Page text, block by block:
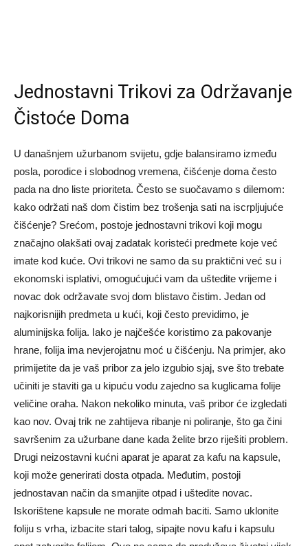
Jednostavni Trikovi za Održavanje
Čistoće Doma
U današnjem užurbanom svijetu, gdje balansiramo između
posla, porodice i slobodnog vremena, čišćenje doma često
pada na dno liste prioriteta. Često se suočavamo s dilemom:
kako održati naš dom čistim bez trošenja sati na iscrpljujuće
čišćenje? Srećom, postoje jednostavni trikovi koji mogu
značajno olakšati ovaj zadatak koristeći predmete koje već
imate kod kuće. Ovi trikovi ne samo da su praktični već su i
ekonomski isplativi, omogućujući vam da uštedite vrijeme i
novac dok održavate svoj dom blistavo čistim. Jedan od
najkorisnijih predmeta u kući, koji često previdimo, je
aluminijska folija. Iako je najčešće koristimo za pakovanje
hrane, folija ima nevjerojatnu moć u čišćenju. Na primjer, ako
primijetite da je vaš pribor za jelo izgubio sjaj, sve što trebate
učiniti je staviti ga u kipuću vodu zajedno sa kuglicama folije
veličine oraha. Nakon nekoliko minuta, vaš pribor će izgledati
kao nov. Ovaj trik ne zahtijeva ribanje ni poliranje, što ga čini
savršenim za užurbane dane kada želite brzo riješiti problem.
Drugi neizostavni kućni aparat je aparat za kafu na kapsule,
koji može generirati dosta otpada. Međutim, postoji
jednostavan način da smanjite otpad i uštedite novac.
Iskorištene kapsule ne morate odmah baciti. Samo uklonite
foliju s vrha, izbacite stari talog, sipajte novu kafu i kapsulu